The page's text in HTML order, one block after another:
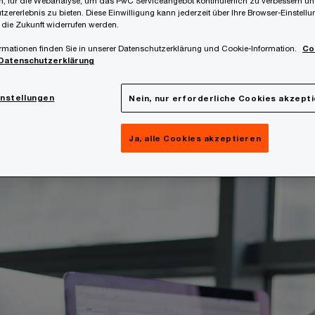
Vorlageantrag vom 30. Mai 2025
die Frage vorgelegt, ob die Zwischenbankbefreiung
idF bis 31.12.2024 eine verbotene staatliche
zu bieten. Diese Einwilligung kann jederzeit über Ihre Browser-
Zukunft widerrufen werden.
finden Sie in unserer Datenschutzerklärung und Cookie-Information.
Nein, nur erforderliche Cookies
Ja, alle Cookies akzeptieren